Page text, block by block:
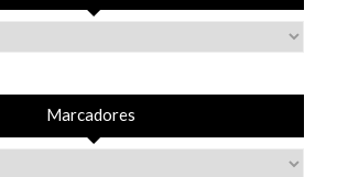
Marcadores